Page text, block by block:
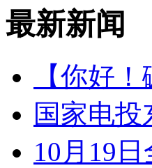
最新新闻
【你好
国家电
10月19